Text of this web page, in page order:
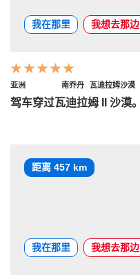
我在那里 我想去那边
亚洲 南乔丹 瓦迪拉姆沙漠
驾车穿过瓦迪拉姆 II 沙漠。
距离 457 km
我在那里 我想去那边